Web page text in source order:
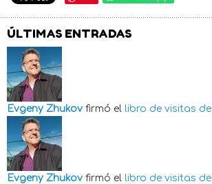
ÚLTIMAS ENTRADAS
Evgeny Zhukov firmó el libro de visitas de
Evgeny Zhukov firmó el libro de visitas de